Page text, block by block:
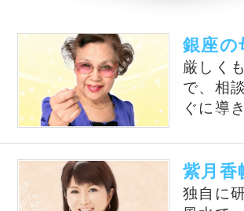
@izumiuranai
占いの泉トップへ
占いの泉TOP サイトマップ お問い合わせ
運営会社 プライバシーポリシ 利用規約
よくある質問